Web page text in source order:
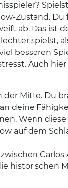
Zustand.
ab. Das ist
spielst,
besseren
Auch
Mitte. Du
deine
Wenn
auf dem
Carlos
historischen